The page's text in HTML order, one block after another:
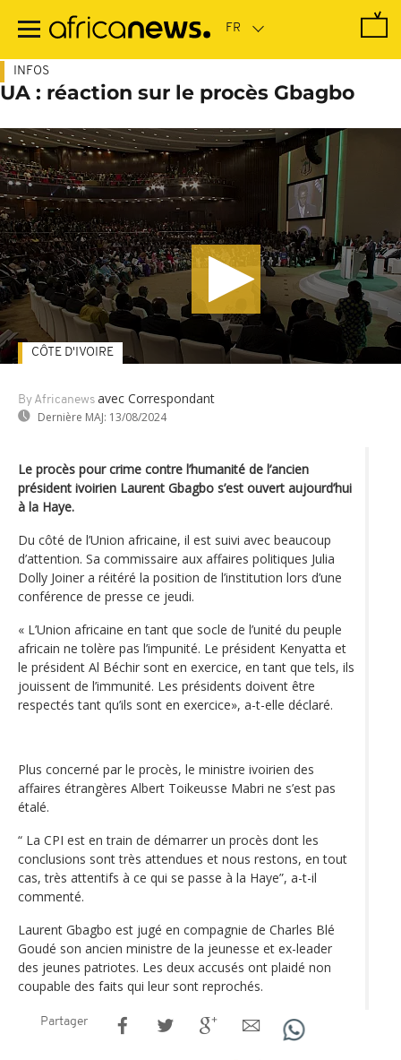
contenu
INFOS
UA : réaction sur le procès Gbagbo
By Africanews avec Correspondant
Dernière MAJ: 13/08/2024
CÔTE D'IVOIRE
Le procès pour crime contre l’humanité de l’ancien
président ivoirien Laurent Gbagbo s’est ouvert aujourd’hui
à la Haye.
Du côté de l’Union africaine, il est suivi avec beaucoup
d’attention. Sa commissaire aux affaires politiques Julia
Dolly Joiner a réitéré la position de l’institution lors d’une
conférence de presse ce jeudi.
« L’Union africaine en tant que socle de l’unité du peuple
africain ne tolère pas l’impunité. Le président Kenyatta et
le président Al Béchir sont en exercice, en tant que tels, ils
jouissent de l’immunité. Les présidents doivent être
respectés tant qu’ils sont en exercice», a-t-elle déclaré.
Plus concerné par le procès, le ministre ivoirien des
affaires étrangères Albert Toikeusse Mabri ne s’est pas
étalé.
“ La CPI est en train de démarrer un procès dont les
conclusions sont très attendues et nous restons, en tout
cas, très attentifs à ce qui se passe à la Haye”, a-t-il
commenté.
Laurent Gbagbo est jugé en compagnie de Charles Blé
Goudé son ancien ministre de la jeunesse et ex-leader
des jeunes patriotes. Les deux accusés ont plaidé non
coupable des faits qui leur sont reprochés.
Partager